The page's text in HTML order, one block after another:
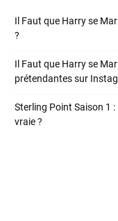
Il Faut que Harry se
?
Il Faut que Harry se
prétendantes sur
Sterling Point Saison 1 :
vraie ?